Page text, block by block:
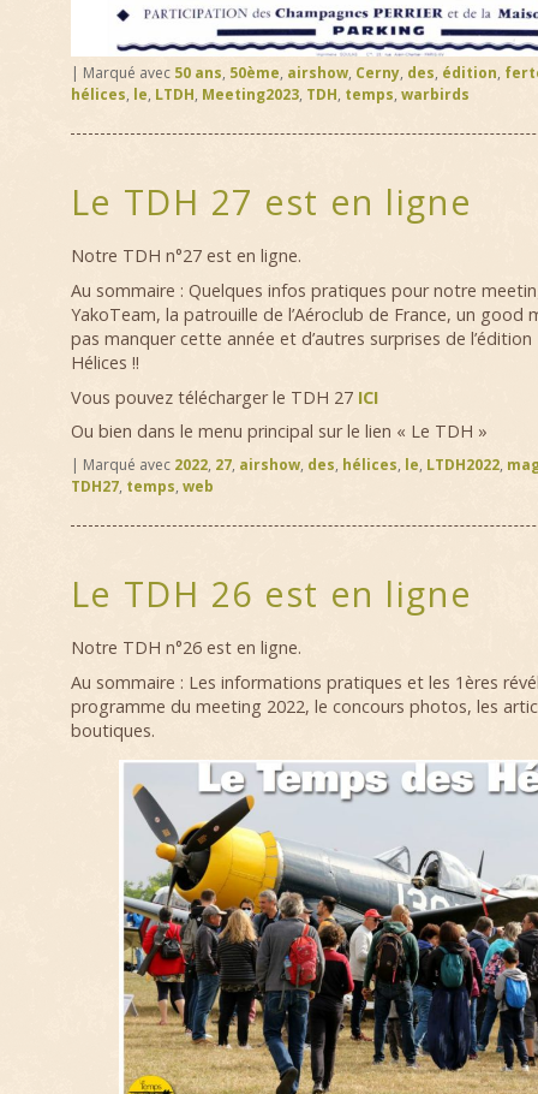
| Marqué avec 50 ans, 50ème, airshow, Cerny, des, édition,
hélices, le, LTDH, Meeting2023, TDH, temps, warbirds
Le TDH 27 est en ligne
Notre TDH n°27 est en ligne.
Au sommaire : Quelques infos pratiques pour notre
YakoTeam, la patrouille de l’Aéroclub de France, un good
pas manquer cette année et d’autres surprises de
Hélices !!
Vous pouvez télécharger le TDH 27 ICI
Ou bien dans le menu principal sur le lien « Le TDH »
| Marqué avec 2022, 27, airshow, des, hélices, le, LTDH2022,
TDH27, temps, web
Le TDH 26 est en ligne
Notre TDH n°26 est en ligne.
Au sommaire : Les informations pratiques et les 1ères
programme du meeting 2022, le concours photos, les
boutiques.